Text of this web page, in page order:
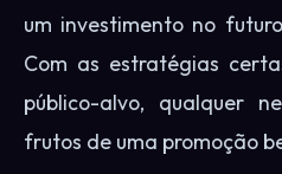
um investimento no
Com as estratégias
público-alvo, qualquer
frutos de uma promoção